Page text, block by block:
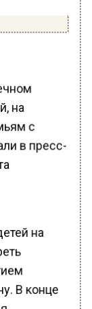
на
с
в пресс-
на
В конце